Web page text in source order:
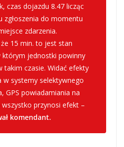
czas dojazdu 8.47 licząc
zgłoszenia do momentu
zdarzenia.
15 min. to jest stan
którym jednostki powinny
takim czasie. Widać efekty
w systemy selektywnego
GPS powiadamiania na
przynosi efekt –
komendant.